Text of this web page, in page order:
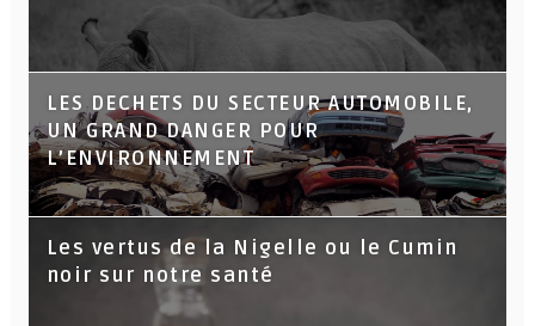
LES DECHETS DU SECTEUR AUTOMOBILE,
UN GRAND DANGER POUR
L’ENVIRONNEMENT
Les vertus de la Nigelle ou le Cumin
noir sur notre santé